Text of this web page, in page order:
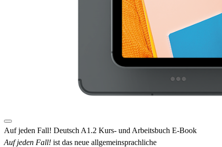
Auf jeden Fall! Deutsch A1.2 Kurs- und Arbeitsbuch E-Book
Auf jeden Fall! ist das neue allgemeinsprachliche